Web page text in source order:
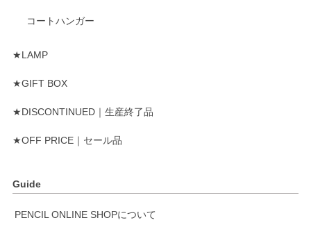
コートハンガー
★LAMP
★GIFT BOX
★DISCONTINUED｜生産終了品
★OFF PRICE｜セール品
Guide
PENCIL ONLINE SHOPについて